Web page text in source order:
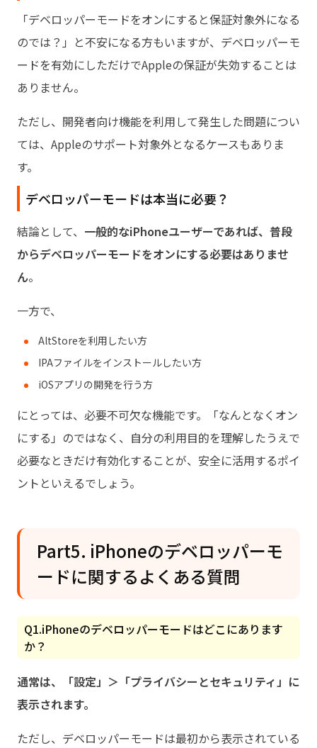
「デベロッパーモードをオンにすると保証対象外になる
のでは？」と不安になる方もいますが、デベロッパーモ
ードを有効にしただけでAppleの保証が失効することは
ありません。
ただし、開発者向け機能を利用して発生した問題につい
ては、Appleのサポート対象外となるケースもありま
す。
デベロッパーモードは本当に必要？
結論として、 一般的なiPhoneユーザーであれば、普段
からデベロッパーモードをオンにする必要はありませ
ん。
一方で、
AltStoreを利用したい方
IPAファイルをインストールしたい方
iOSアプリの開発を行う方
にとっては、必要不可欠な機能です。「なんとなくオン
にする」のではなく、自分の利用目的を理解したうえで
必要なときだけ有効化することが、安全に活用するポイ
ントといえるでしょう。
Part5. iPhoneのデベロッパーモ
ードに関するよくある質問
Q1.iPhoneのデベロッパーモードはどこにあります
か？
通常は、「設定」＞「プライバシーとセキュリティ」に
表示されます。
ただし、デベロッパーモードは最初から表示されている